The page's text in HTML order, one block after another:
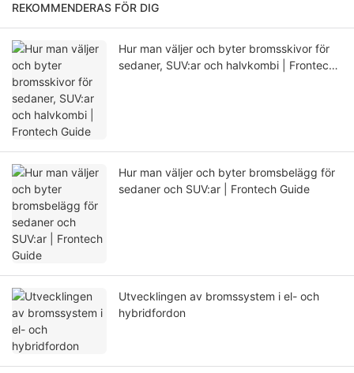
REKOMMENDERAS FÖR DIG
Hur man väljer och byter bromsskivor för
sedaner, SUV:ar och halvkombi | Frontech
Hur man väljer och byter bromsbelägg för
sedaner och SUV:ar | Frontech Guide
Utvecklingen av bromssystem i el- och
hybridfordon